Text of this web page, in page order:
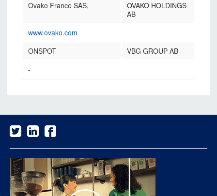
Ovako France SAS,
OVAKO HOLDINGS
AB
www.ovako.com
ONSPOT
VBG GROUP AB
-